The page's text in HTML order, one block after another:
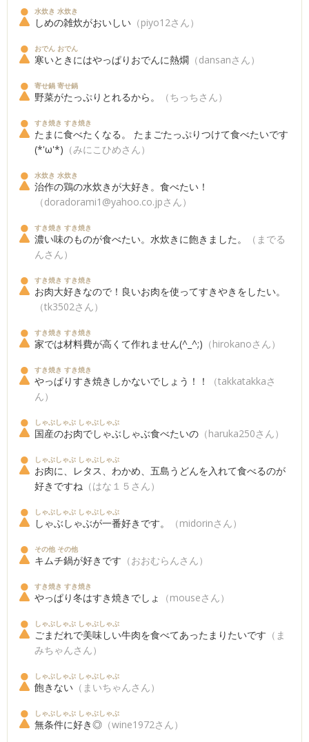
水炊き 水炊き
しめの雑炊がおいしい （piyo12さん）
おでん おでん
寒いときにはやっぱりおでんに熱燗 （dansanさん）
寄せ鍋 寄せ鍋
野菜がたっぷりとれるから。 （ちっちさん）
すき焼き すき焼き
たまに食べたくなる。 たまごたっぷりつけて食べたいです
(*'ω'*) （みにこひめさん）
水炊き 水炊き
治作の鶏の水炊きが大好き。食べたい！
（doradorami1@yahoo.co.jpさん）
すき焼き すき焼き
濃い味のものが食べたい。水炊きに飽きました。
（までる
んさん）
すき焼き すき焼き
お肉大好きなので！良いお肉を使ってすきやきをしたい。
（tk3502さん）
すき焼き すき焼き
家では材料費が高くて作れません(^_^;) （hirokanoさん）
すき焼き すき焼き
やっぱりすき焼きしかないでしょう！！
（takkatakkaさ
ん）
しゃぶしゃぶ しゃぶしゃぶ
国産のお肉でしゃぶしゃぶ食べたいの （haruka250さん）
しゃぶしゃぶ しゃぶしゃぶ
お肉に、レタス、わかめ、五島うどんを入れて食べるのが
好きですね （はな１５さん）
しゃぶしゃぶ しゃぶしゃぶ
しゃぶしゃぶが一番好きです。 （midorinさん）
その他 その他
キムチ鍋が好きです （おおむらんさん）
すき焼き すき焼き
やっぱり冬はすき焼きでしょ （mouseさん）
しゃぶしゃぶ しゃぶしゃぶ
ごまだれで美味しい牛肉を食べてあったまりたいです （ま
みちゃんさん）
しゃぶしゃぶ しゃぶしゃぶ
飽きない （まいちゃんさん）
しゃぶしゃぶ しゃぶしゃぶ
無条件に好き◎ （wine1972さん）